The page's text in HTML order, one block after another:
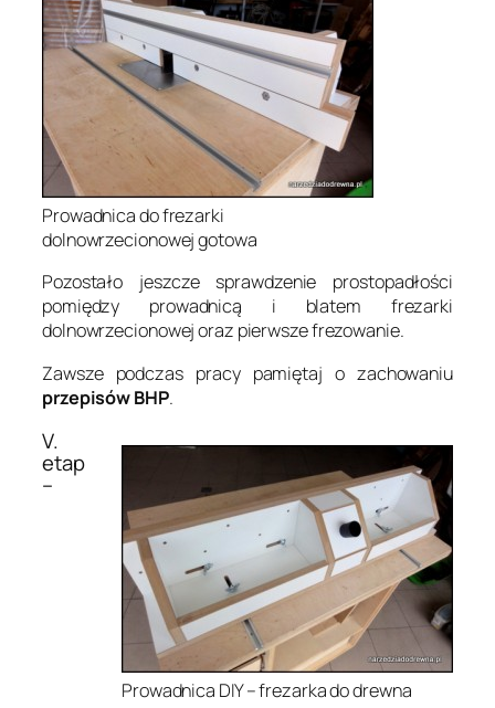
Prowadnica do frezarki
dolnowrzecionowej gotowa
Pozostało jeszcze sprawdzenie prostopadłości
pomiędzy prowadnicą i blatem frezarki
dolnowrzecionowej oraz pierwsze frezowanie.
Zawsze podczas pracy pamiętaj o zachowaniu
przepisów BHP.
Prowadnica DIY – frezarka do drewna
V.
etap
–